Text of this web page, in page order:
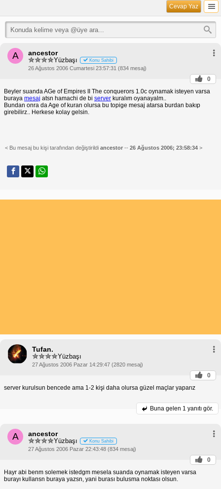
Cevap Yaz
A ancestor
Yüzbaşı Konu Sahibi
26 Ağustos 2006 Cumartesi 23:57:31 (834 mesaj)
0
Beyler suanda AGe of Empires II The conquerors 1.0c oynamak isteyen varsa
buraya mesaj atsn hamachi de bi server kuralım oyanayalm..
Bundan onra da Age of kuran olursa bu topige mesaj atarsa burdan bakıp
girebilirz.. Herkese kolay gelsin.
< Bu mesaj bu kişi tarafından değiştirildi ancestor -- 26 Ağustos 2006; 23:58:34 >
Tufan.
Yüzbaşı
27 Ağustos 2006 Pazar 14:29:47 (2820 mesaj)
0
server kurulsun bencede ama 1-2 kişi daha olursa güzel maçlar yaparız
Buna gelen 1 yanıtı gör.
A ancestor
Yüzbaşı Konu Sahibi
27 Ağustos 2006 Pazar 22:43:48 (834 mesaj)
0
Hayr abi benm solemek istedgm mesela suanda oynamak isteyen varsa
burayı kullansn buraya yazsn, yani burası bulusma noktası olsun.